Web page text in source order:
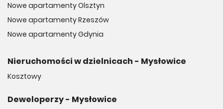
Nowe apartamenty Olsztyn
Nowe apartamenty Rzeszów
Nowe apartamenty Gdynia
Nieruchomości w dzielnicach - Mysłowice
Kosztowy
Deweloperzy - Mysłowice